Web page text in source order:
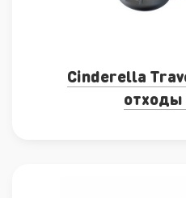
Cinderella
отходы